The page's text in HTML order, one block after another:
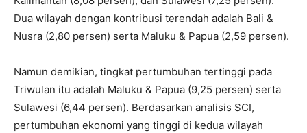
Dua wilayah dengan kontribusi terendah adalah Bali &
Nusra (2,80 persen) serta Maluku & Papua (2,59 persen).
Namun demikian, tingkat pertumbuhan tertinggi pada
Triwulan itu adalah Maluku & Papua (9,25 persen) serta
Sulawesi (6,44 persen). Berdasarkan analisis SCI,
pertumbuhan ekonomi yang tinggi di kedua wilayah